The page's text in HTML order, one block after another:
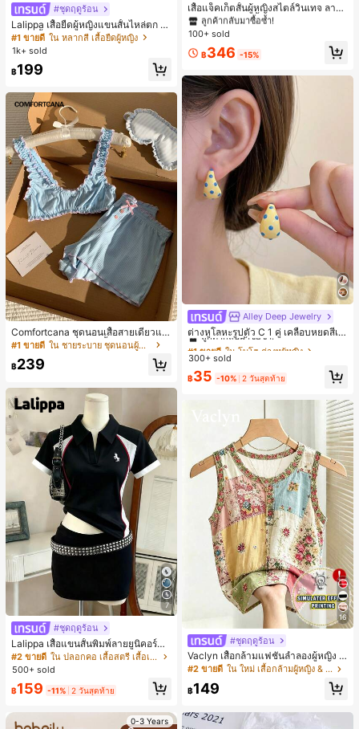
#ชุดฤดูร้อน
Lalippa เสื้อยืดผู้หญิงแขนสั้นไหล่ตก ค
อวีปกเสื้อ ลายพิมพ์ดิจิทัลลายทาง สไตล์
สปอร์ตแฟชั่นมินิมอล ของขวัญสำหรับเ
พื่อน
#1 ขายดี ใน หลากสี เสื้อยืดผู้หญิง
1k+ sold
฿199
Comfortcana ชุดนอนเสื้อสายเดี่ยวแต่
งระบายและกางเกงขาสั้นสำหรับผู้หญิง
#1 ขายดี ใน ชายระบาย ชุดนอนผู้หญิง
฿239
7
#ชุดฤดูร้อน
Lalippa เสื้อแขนสั้นพิมพ์ลายยูนิคอร์นล
ายทางสีตัดกันสำหรับผู้หญิง สไตล์วิทย
าลัย
#2 ขายดี
ใน ปลอกคอ เสื้อสตรี เสื้อเบลาส์ & Tee
500+ sold
฿159 -11% 2 วันสุดท้าย
0-3 Years
เสื้อแจ็คเก็ตสั้นผู้หญิงสไตล์วินเทจ ลายจุ
ดขนาดใหญ่ คอตั้ง เอวเข้ารูป แขนพอง
ทรงหลวม แฟชั่นอเนกประสงค์ สำหรับใ
#1 ขายดี ใน กระเป๋า เสื้อคลุมลำลอง
ลูกค้ากลับมาซื้อซ้ำ!
#1 ขายดี ใน กระเป๋า เสื้อคลุมลำลอง
ลูกค้ากลับมาซื้อซ้ำ!
#1 ขายดี ใน กระเป๋า เสื้อคลุมลำลอง
ลูกค้ากลับมาซื้อซ้ำ!
100+ sold
฿346 -15%
Alley Deep Jewelry
ต่างหูโลหะรูปตัว C 1 คู่ เคลือบหยดสีเห
ลือง ลายจุดสีน้ำเงิน สไตล์ยุโรปและอเม
ริกัน แฟชั่นส่วนตัว หวานและสง่างาม
สำหรับผู้หญิงและเด็กหญิง สำหรับการเ
ดินทาง งานแต่งงาน ปาร์ตี้ วันเกิด ของ
#1 ขายดี ใน โบโฮ ต่างหูผู้หญิง
ลูกค้ากลับมาซื้อซ้ำ!
เกือบหมดแล้ว!
#1 ขายดี ใน โบโฮ ต่างหูผู้หญิง
ลูกค้ากลับมาซื้อซ้ำ!
เกือบหมดแล้ว!
#1 ขายดี ใน โบโฮ ต่างหูผู้หญิง
ลูกค้ากลับมาซื้อซ้ำ!
เกือบหมดแล้ว!
#1 ขายดี ใน โบโฮ ต่างหูผู้หญิง
300+ sold
฿35 -10% 2 วันสุดท้าย
16
#ชุดฤดูร้อน
Vaclyn เสื้อกล้ามแฟชั่นลำลองผู้หญิง ล
ายแพตช์เวิร์ก แขนกุด คอกลม ติดกระดุ
#2 ขายดี ใน ใหม่ เสื้อกล้ามผู้หญิง & Camis
฿149